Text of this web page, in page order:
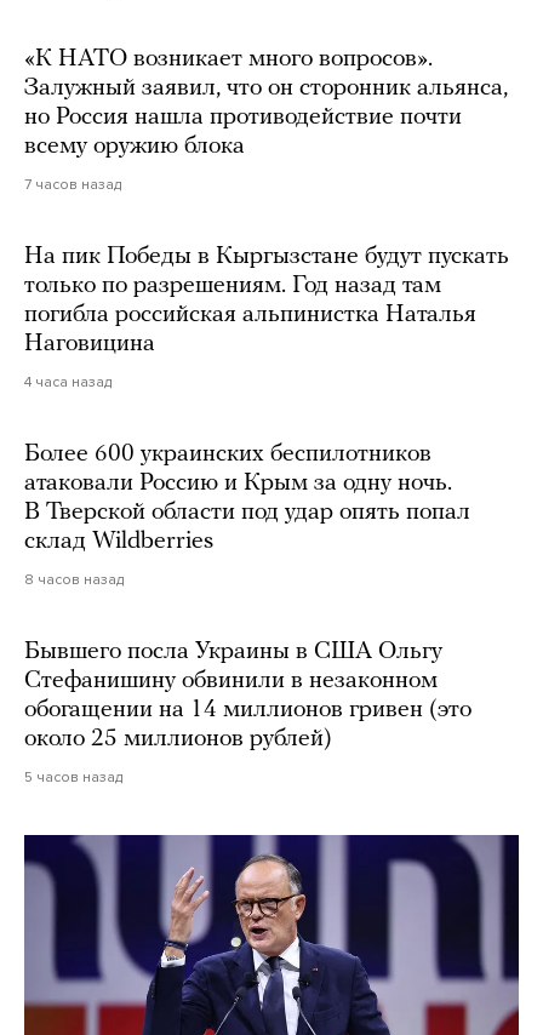
«К НАТО возникает много вопросов».
Залужный заявил, что он сторонник альянса,
но Россия нашла противодействие почти
всему оружию блока
7 часов назад
На пик Победы в Кыргызстане будут пускать
только по разрешениям. Год назад там
погибла российская альпинистка Наталья
Наговицина
4 часа назад
Более 600 украинских беспилотников
атаковали Россию и Крым за одну ночь.
В Тверской области под удар опять попал
склад Wildberries
8 часов назад
Бывшего посла Украины в США Ольгу
Стефанишину обвинили в незаконном
обогащении на 14 миллионов гривен (это
около 25 миллионов рублей)
5 часов назад